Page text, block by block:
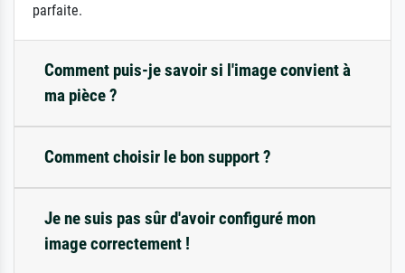
parfaite.
Comment puis-je savoir si l'image convient à
ma pièce ?
Comment choisir le bon support ?
Je ne suis pas sûr d'avoir configuré mon
image correctement !